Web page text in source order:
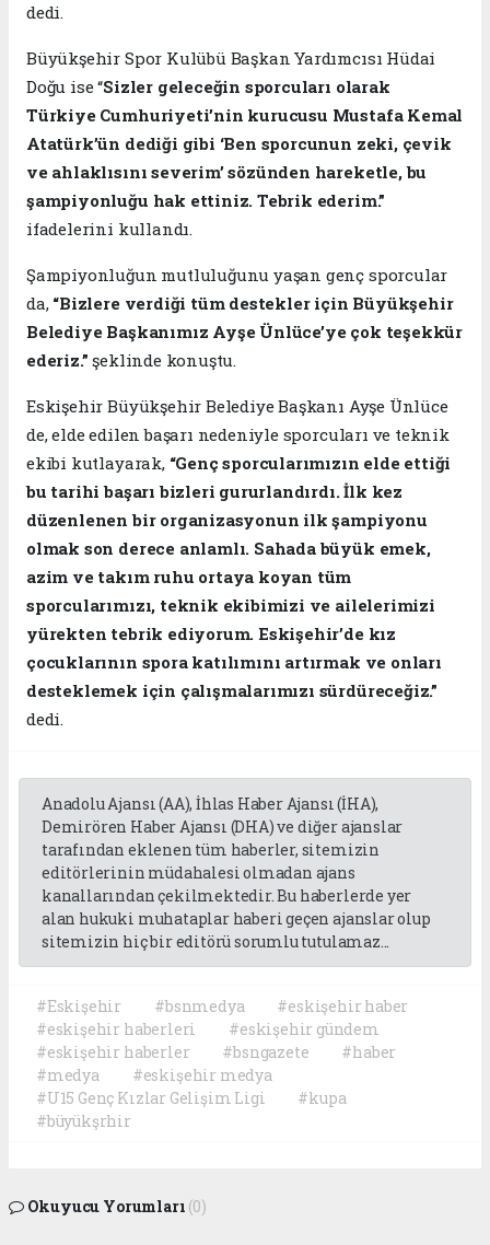
dedi.
Büyükşehir Spor Kulübü Başkan Yardımcısı Hüdai
Doğu ise “Sizler geleceğin sporcuları olarak
Türkiye Cumhuriyeti’nin kurucusu Mustafa Kemal
Atatürk’ün dediği gibi ‘Ben sporcunun zeki, çevik
ve ahlaklısını severim’ sözünden hareketle, bu
şampiyonluğu hak ettiniz. Tebrik ederim.”
ifadelerini kullandı.
Şampiyonluğun mutluluğunu yaşan genç sporcular
da, “Bizlere verdiği tüm destekler için Büyükşehir
Belediye Başkanımız Ayşe Ünlüce’ye çok teşekkür
ederiz.” şeklinde konuştu.
Eskişehir Büyükşehir Belediye Başkanı Ayşe Ünlüce
de, elde edilen başarı nedeniyle sporcuları ve teknik
ekibi kutlayarak, “Genç sporcularımızın elde ettiği
bu tarihi başarı bizleri gururlandırdı. İlk kez
düzenlenen bir organizasyonun ilk şampiyonu
olmak son derece anlamlı. Sahada büyük emek,
azim ve takım ruhu ortaya koyan tüm
sporcularımızı, teknik ekibimizi ve ailelerimizi
yürekten tebrik ediyorum. Eskişehir’de kız
çocuklarının spora katılımını artırmak ve onları
desteklemek için çalışmalarımızı sürdüreceğiz.”
dedi.
Anadolu Ajansı (AA), İhlas Haber Ajansı (İHA),
Demirören Haber Ajansı (DHA) ve diğer ajanslar
tarafından eklenen tüm haberler, sitemizin
editörlerinin müdahalesi olmadan ajans
kanallarından çekilmektedir. Bu haberlerde yer
alan hukuki muhataplar haberi geçen ajanslar olup
sitemizin hiç bir editörü sorumlu tutulamaz...
#Eskişehir #bsnmedya
#eskişehir haber
#eskişehir haberleri
#eskişehir gündem
#eskişehir haberler
#bsngazete
#haber
#medya
#eskişehir medya
#U15 Genç Kızlar Gelişim Ligi
#kupa
#büyükşrhir
Okuyucu Yorumları (0)